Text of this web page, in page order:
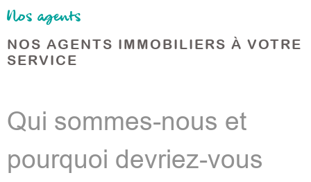
Nos agents
NOS AGENTS IMMOBILIERS À VOTRE
SERVICE
Qui sommes-nous et
pourquoi devriez-vous